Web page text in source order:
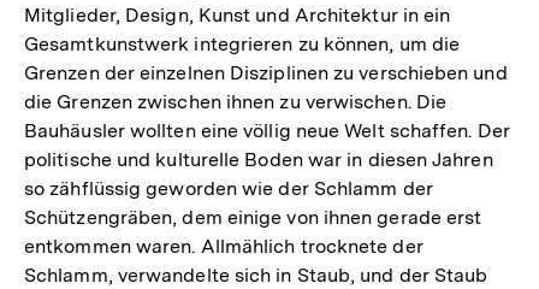
Mitglieder, Design, Kunst und Architektur in ein
Gesamtkunstwerk integrieren zu können, um die
Grenzen der einzelnen Disziplinen zu verschieben und
die Grenzen zwischen ihnen zu verwischen. Die
Bauhäusler wollten eine völlig neue Welt schaffen. Der
politische und kulturelle Boden war in diesen Jahren
so zähflüssig geworden wie der Schlamm der
Schützengräben, dem einige von ihnen gerade erst
entkommen waren. Allmählich trocknete der
Schlamm, verwandelte sich in Staub, und der Staub